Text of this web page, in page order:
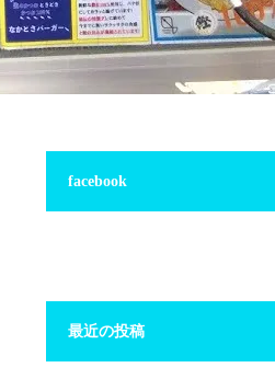
facebook
最近の投稿